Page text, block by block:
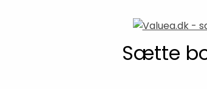
Sætte